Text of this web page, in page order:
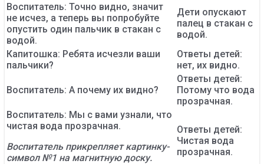
Воспитатель: Точно видно, значит
не исчез, а теперь вы попробуйте
опустить один пальчик в стакан с
водой.
Дети опускают
палец в стакан с
водой.
Капитошка: Ребята исчезли ваши
пальчики?
Ответы детей:
нет, их видно.
Воспитатель: А почему их видно?
Ответы детей:
Потому что вода
прозрачная.
Воспитатель: Мы с вами узнали, что
чистая вода прозрачная.
Воспитатель прикрепляет картинку-
символ №1 на магнитную доску.
Ответы детей:
Чистая вода
прозрачная.